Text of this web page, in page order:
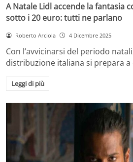
A Natale Lidl accende la fantasia
sotto i 20 euro: tutti ne parlano
Roberto Arciola 4 Dicembre 2025
Con l’avvicinarsi del periodo
distribuzione italiana si prepara
Leggi di più